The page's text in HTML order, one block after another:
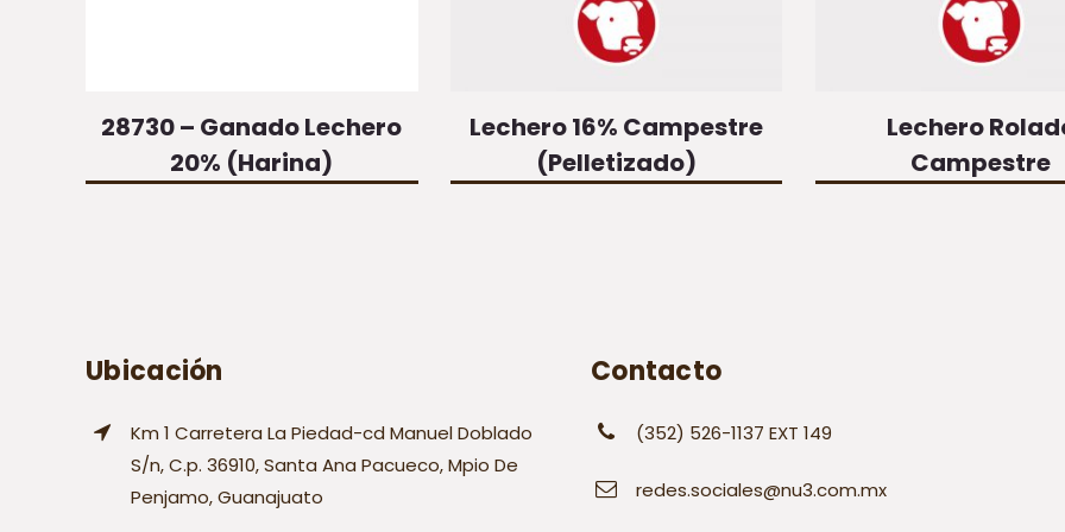
28730 – Ganado Lechero
20% (Harina)
Lechero 16% Campestre
(Pelletizado)
Lechero
Campestre
Ubicación
Km 1 Carretera La Piedad-cd Manuel Doblado
S/n, C.p. 36910, Santa Ana Pacueco, Mpio De
Penjamo, Guanajuato
Contacto
(352) 526-1137 EXT 149
redes.sociales@nu3.com.mx